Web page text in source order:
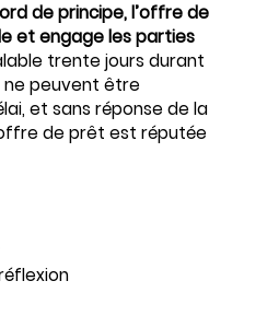
de principe, l’offre de
et engage les parties
trente jours durant
ne peuvent être
et sans réponse de la
de prêt est réputée